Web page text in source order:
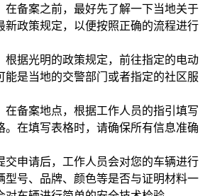
在备案之前，最好先了解一下当地关于
新政策规定，以便按照正确的流程进行
根据光明的政策规定，前往指定的电动
能是当地的交警部门或者指定的社区服
在备案地点，根据工作人员的指引填写
。在填写表格时，请确保所有信息准确
交申请后，工作人员会对您的车辆进行
型号、品牌、颜色等是否与证明材料一